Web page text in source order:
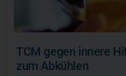
TCM gegen innere
zum Abkühlen